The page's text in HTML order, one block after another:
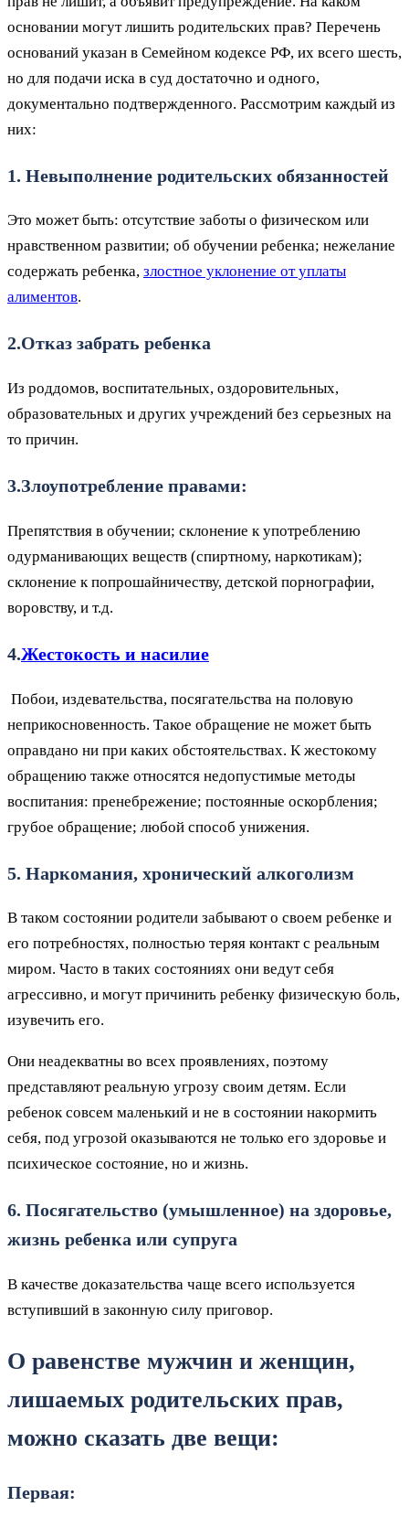
основании могут лишить родительских прав? Перечень
оснований указан в Семейном кодексе РФ, их всего шесть,
но для подачи иска в суд достаточно и одного,
документально подтвержденного. Рассмотрим каждый из
них:
1. Невыполнение родительских обязанностей
Это может быть: отсутствие заботы о физическом или
нравственном развитии; об обучении ребенка; нежелание
содержать ребенка, злостное уклонение от уплаты
алиментов.
2.Отказ забрать ребенка
Из роддомов, воспитательных, оздоровительных,
образовательных и других учреждений без серьезных на
то причин.
3.Злоупотребление правами:
Препятствия в обучении; склонение к употреблению
одурманивающих веществ (спиртному, наркотикам);
склонение к попрошайничеству, детской порнографии,
воровству, и т.д.
4.Жестокость и насилие
Побои, издевательства, посягательства на половую
неприкосновенность. Такое обращение не может быть
оправдано ни при каких обстоятельствах. К жестокому
обращению также относятся недопустимые методы
воспитания: пренебрежение; постоянные оскорбления;
грубое обращение; любой способ унижения.
5. Наркомания, хронический алкоголизм
В таком состоянии родители забывают о своем ребенке и
его потребностях, полностью теряя контакт с реальным
миром. Часто в таких состояниях они ведут себя
агрессивно, и могут причинить ребенку физическую боль,
изувечить его.
Они неадекватны во всех проявлениях, поэтому
представляют реальную угрозу своим детям. Если
ребенок совсем маленький и не в состоянии накормить
себя, под угрозой оказываются не только его здоровье и
психическое состояние, но и жизнь.
6. Посягательство (умышленное) на здоровье,
жизнь ребенка или супруга
В качестве доказательства чаще всего используется
вступивший в законную силу приговор.
О равенстве мужчин и женщин,
лишаемых родительских прав,
можно сказать две вещи:
Первая: